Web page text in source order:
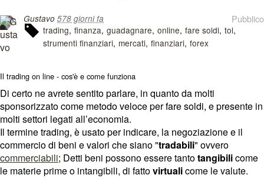
Pubblico
Gustavo 578 giorni fa
trading finanza guadagnare online fare soldi tol
strumenti finanziari mercati finanziari forex
Il trading on line - cos'è e come funziona
Di certo ne avrete sentito parlare, in quanto da molti
sponsorizzato come metodo veloce per fare soldi, e presente in
molti settori legati all’economia.
Il termine trading, è usato per indicare, la negoziazione e il
commercio di beni e valori che siano "tradabili" ovvero
commerciabili; Detti beni possono essere tantotangibilicome
le materie prime o intangibili, di fattovirtualicome le valute.